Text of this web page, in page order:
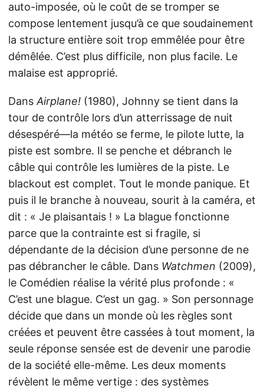
auto-imposée, où le coût de se tromper se
compose lentement jusqu’à ce que soudainement
la structure entière soit trop emmêlée pour être
démêlée. C’est plus difficile, non plus facile. Le
malaise est approprié.
Dans Airplane! (1980), Johnny se tient dans la
tour de contrôle lors d’un atterrissage de nuit
désespéré—la météo se ferme, le pilote lutte, la
piste est sombre. Il se penche et débranch le
câble qui contrôle les lumières de la piste. Le
blackout est complet. Tout le monde panique. Et
puis il le branche à nouveau, sourit à la caméra, et
dit : « Je plaisantais ! » La blague fonctionne
parce que la contrainte est si fragile, si
dépendante de la décision d’une personne de ne
pas débrancher le câble. Dans Watchmen (2009),
le Comédien réalise la vérité plus profonde : «
C’est une blague. C’est un gag. » Son personnage
décide que dans un monde où les règles sont
créées et peuvent être cassées à tout moment, la
seule réponse sensée est de devenir une parodie
de la société elle-même. Les deux moments
révèlent le même vertige : des systèmes